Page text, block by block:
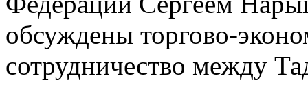
обсуждены торгово-
сотрудничество между